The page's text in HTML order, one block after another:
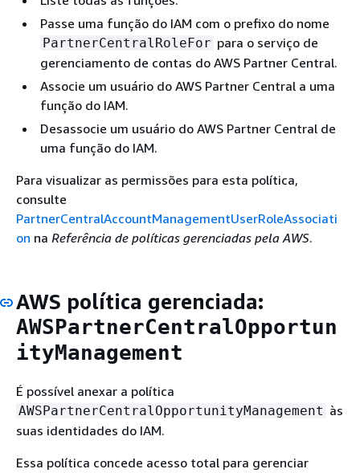
Passe uma função do IAM com o prefixo do nome
PartnerCentralRoleFor para o serviço de
gerenciamento de contas do AWS Partner Central.
Associe um usuário do AWS Partner Central a uma
função do IAM.
Desassocie um usuário do AWS Partner Central de
uma função do IAM.
Para visualizar as permissões para esta política,
consulte
PartnerCentralAccountManagementUserRoleAssociati
on na Referência de políticas gerenciadas pela AWS.
AWS política gerenciada:
AWSPartnerCentralOpportun
ityManagement
É possível anexar a política
AWSPartnerCentralOpportunityManagement às
suas identidades do IAM.
Essa política concede acesso total para gerenciar